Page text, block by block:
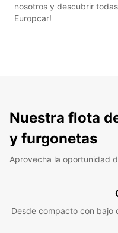
nosotros y descubrir
Europcar!
Nuestra flota
y furgonetas
Aprovecha la oportunidad
Desde compacto con bajo